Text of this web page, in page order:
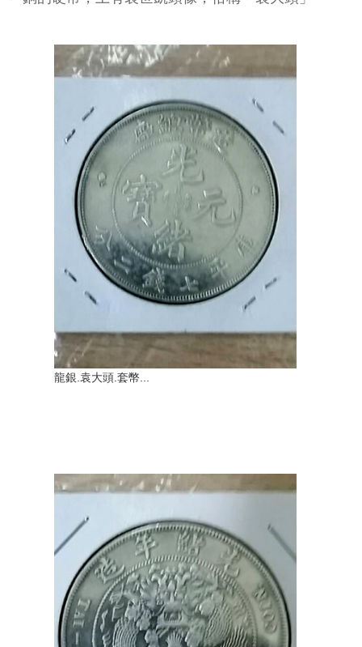
龍銀.袁大頭.套幣...